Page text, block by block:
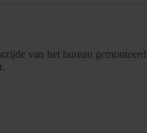
van het bureau